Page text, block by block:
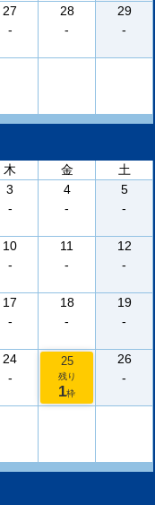
27
-
28
-
29
-
木 金
土
3
-
4
-
5
-
10
-
11
-
12
-
17
-
18
-
19
-
24
-
25
残り
1枠
26
-